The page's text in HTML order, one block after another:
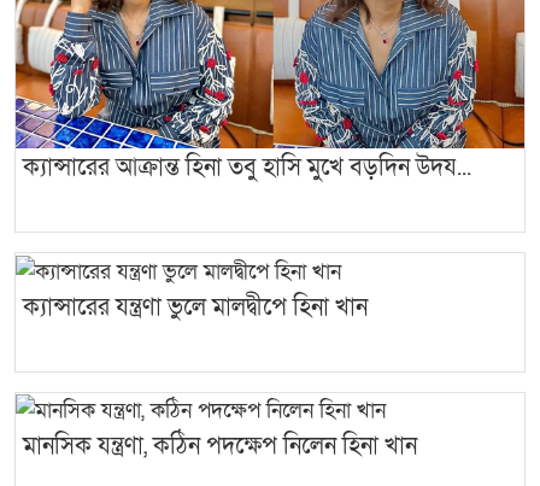
ক্যান্সারের আক্রান্ত হিনা তবু হাসি মুখে বড়দিন উদয...
ক্যান্সারের যন্ত্রণা ভুলে মালদ্বীপে হিনা খান
মানসিক যন্ত্রণা, কঠিন পদক্ষেপ নিলেন হিনা খান